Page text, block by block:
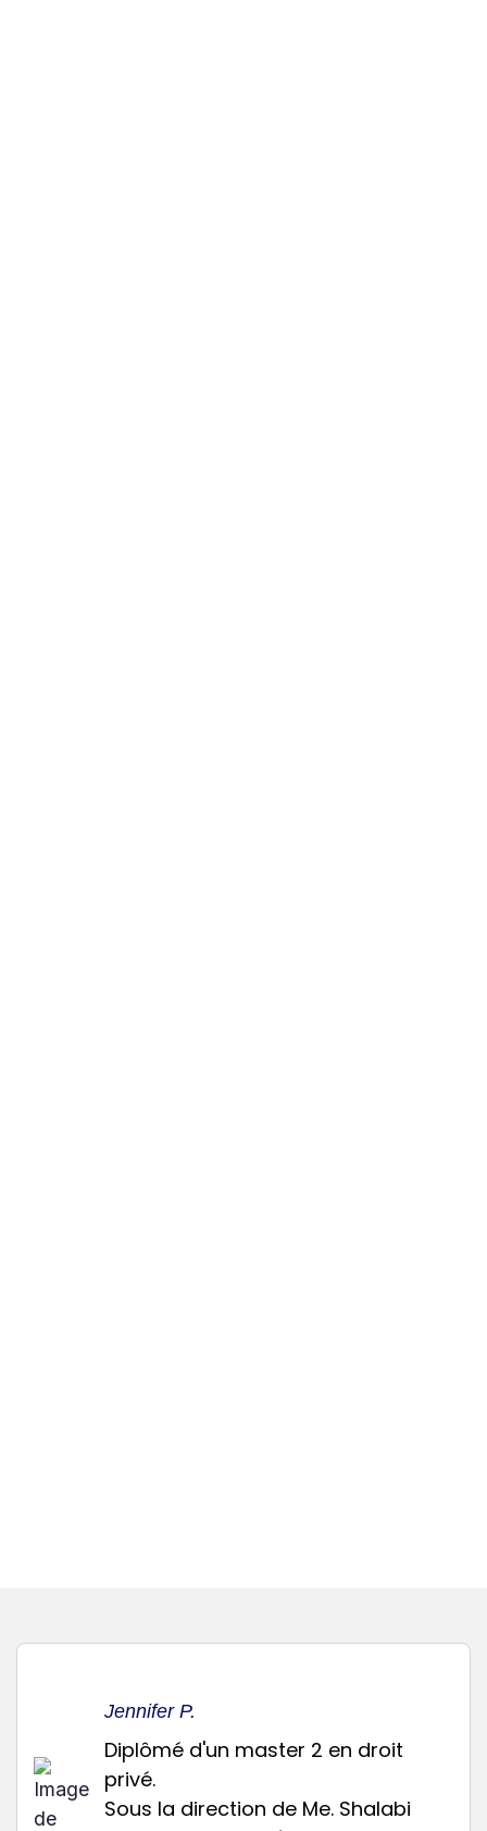
Jennifer P.
Diplômé d'un master 2 en droit
privé.
Sous la direction de Me. Shalabi